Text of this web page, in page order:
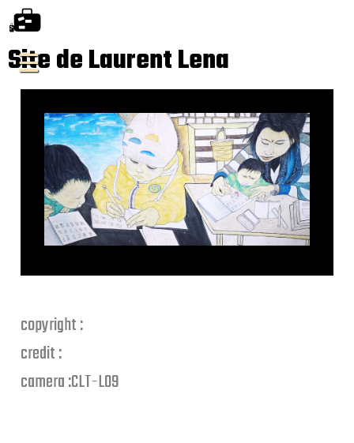
Site de Laurent Lena
copyright :
credit :
camera :CLT-L09